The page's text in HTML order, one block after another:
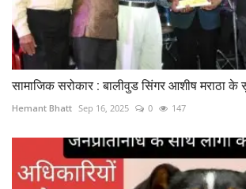
सामाजिक सरोकार : बालीवुड सिंगर आशीष मराठा के
Hemant Bhatt Sep 16, 2025 0 147